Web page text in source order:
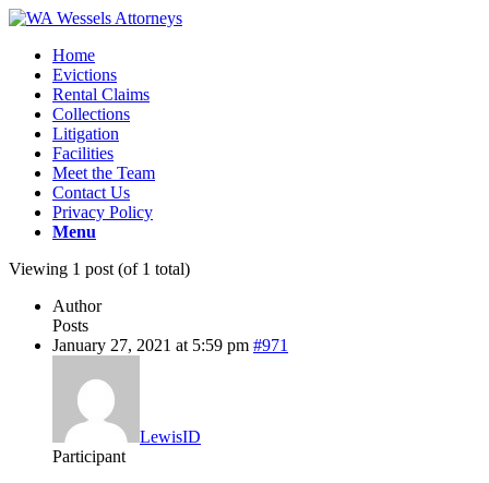
Home
Evictions
Rental Claims
Collections
Litigation
Facilities
Meet the Team
Contact Us
Privacy Policy
Menu
Viewing 1 post (of 1 total)
Author
Posts
January 27, 2021 at 5:59 pm #971
LewisID
Participant